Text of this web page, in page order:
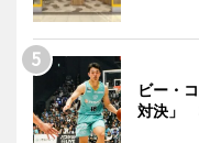
ビー・
対決」